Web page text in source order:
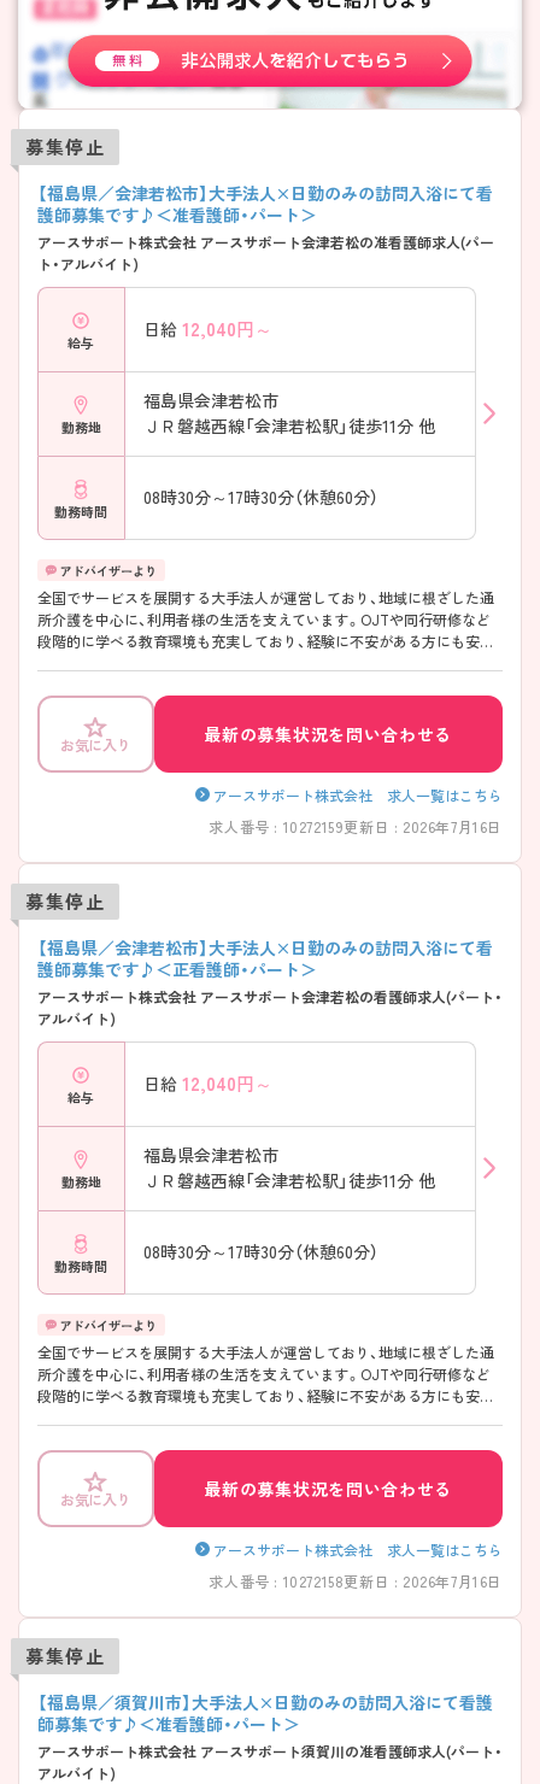
募集停止
【福島県／会津若松市】大手法人×日勤のみの訪問入浴にて看
護師募集です♪＜准看護師・パート＞
アースサポート株式会社 アースサポート会津若松の准看護師求人(パー
ト・アルバイト)
給与
日給 12,040円～
勤務地
福島県会津若松市
ＪＲ磐越西線「会津若松駅」徒歩11分 他
勤務時間
08時30分～17時30分（休憩60分）
全国でサービスを展開する大手法人が運営しており、地域に根ざした通
所介護を中心に、利用者様の生活を支えています。OJTや同行研修など
段階的に学べる教育環境も充実しており、経験に不安がある方にも安心
内しますのでお気軽にご相談ください！
お気に入り
最新の募集状況を問い合わせる
アースサポート株式会社 求人一覧はこちら
求人番号 : 10272159更新日 : 2026年7月16日
募集停止
【福島県／会津若松市】大手法人×日勤のみの訪問入浴にて看
護師募集です♪＜正看護師・パート＞
アースサポート株式会社 アースサポート会津若松の看護師求人(パート・
アルバイト)
給与
日給 12,040円～
勤務地
福島県会津若松市
ＪＲ磐越西線「会津若松駅」徒歩11分 他
勤務時間
08時30分～17時30分（休憩60分）
全国でサービスを展開する大手法人が運営しており、地域に根ざした通
所介護を中心に、利用者様の生活を支えています。OJTや同行研修など
段階的に学べる教育環境も充実しており、経験に不安がある方にも安心
内しますのでお気軽にご相談ください！
お気に入り
最新の募集状況を問い合わせる
アースサポート株式会社 求人一覧はこちら
求人番号 : 10272158更新日 : 2026年7月16日
募集停止
【福島県／須賀川市】大手法人×日勤のみの訪問入浴にて看護
師募集です♪＜准看護師・パート＞
アースサポート株式会社 アースサポート須賀川の准看護師求人(パート・
アルバイト)